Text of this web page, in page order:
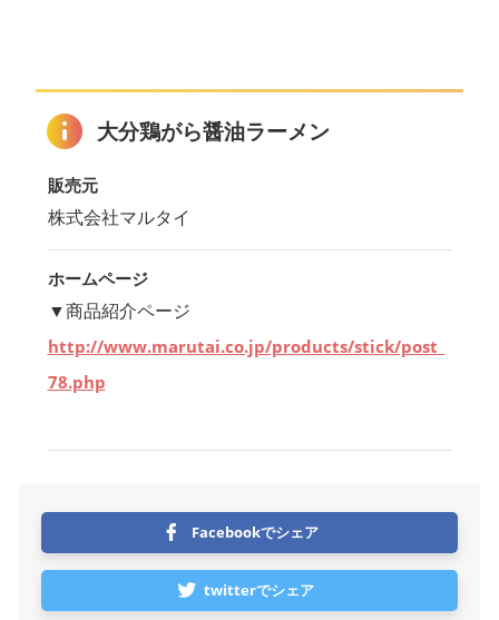
大分鶏がら醤油ラーメン
販売元
株式会社マルタイ
ホームページ
▼商品紹介ページ
http://www.marutai.co.jp/products/stick/post_
78.php
Facebookでシェア
twitterでシェア